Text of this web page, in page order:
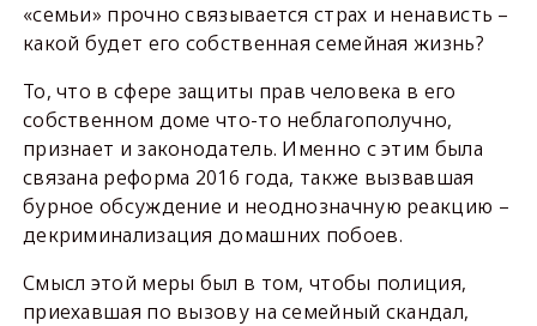
«семьи» прочно связывается страх и ненависть –
какой будет его собственная семейная жизнь?
То, что в сфере защиты прав человека в его
собственном доме что-то неблагополучно,
признает и законодатель. Именно с этим была
связана реформа 2016 года, также вызвавшая
бурное обсуждение и неоднозначную реакцию –
декриминализация домашних побоев.
Смысл этой меры был в том, чтобы полиция,
приехавшая по вызову на семейный скандал,